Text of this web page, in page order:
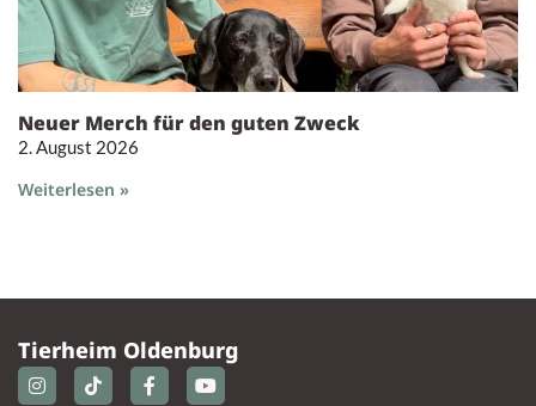
Neuer Merch für den guten Zweck
2. August 2026
Weiterlesen »
Tierheim Oldenburg